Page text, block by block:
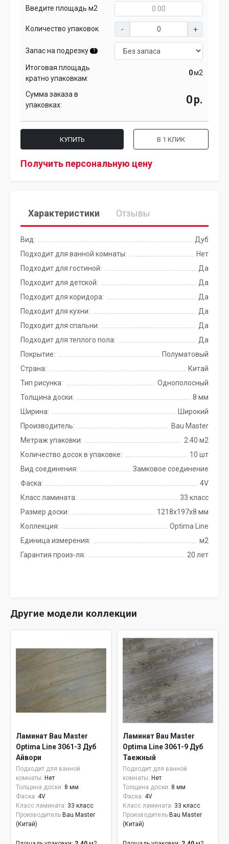
Введите площадь м2
Количество упаковок
Запас на подрезку ?
Итоговая площадь
кратно упаковкам:
м2
Сумма заказа в
упаковках:
р.
КУПИТЬ В 1 КЛИК
Получить персональную цену
Характеристики Отзывы
Вид:
Дуб
Подходит для ванной комнаты:
Нет
Подходит для гостиной:
Да
Подходит для детской:
Да
Подходит для коридора:
Да
Подходит для кухни:
Да
Подходит для спальни:
Да
Подходит для теплого пола:
Да
Покрытие:
Полуматовый
Страна:
Китай
Тип рисунка:
Однополосный
Толщина доски:
8 мм
Ширина:
Широкий
Производитель:
Bau Master
Метраж упаковки:
2.40 м2
Количество досок в упаковке:
10 шт
Вид соединения:
Замковое соединение
Фаска:
4V
Класс ламината:
33 класс
Размер доски:
1218х197х8 мм
Коллекция:
Optima Line
Единица измерения:
м2
Гарантия произ-ля:
20 лет
Другие модели коллекции
Ламинат Bau Master
Optima Line 3061-3 Дуб
Айвори
Подходит для ванной
комнаты: Нет
Толщина доски: 8 мм
Фаска: 4V
Класс ламината: 33 класс
Производитель Bau Master
(Китай)
Ламинат Bau Master
Optima Line 3061-9 Дуб
Таежный
Подходит для ванной
комнаты: Нет
Толщина доски: 8 мм
Фаска: 4V
Класс ламината: 33 класс
Производитель Bau Master
(Китай)